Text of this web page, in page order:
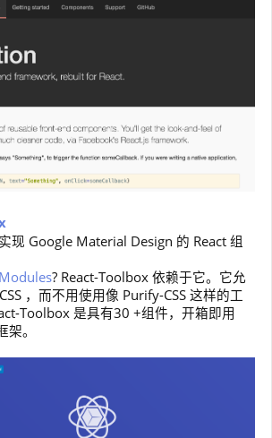
现 Google Material Design 的 React 组
? React-Toolbox 依赖于它。它允
，而不用使用像 Purify-CSS 这样的工
Toolbox 是具有30 +组件，开箱即用
。